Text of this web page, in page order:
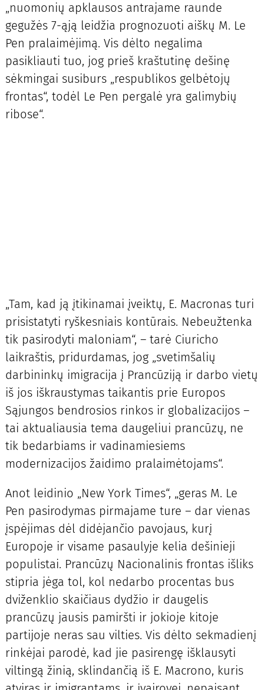
„nuomonių apklausos antrajame raunde
gegužės 7-ąją leidžia prognozuoti aiškų M. Le
Pen pralaimėjimą. Vis dėlto negalima
pasikliauti tuo, jog prieš kraštutinę dešinę
sėkmingai susiburs „respublikos gelbėtojų
frontas“, todėl Le Pen pergalė yra galimybių
ribose“.
„Tam, kad ją įtikinamai įveiktų, E. Macronas turi
prisistatyti ryškesniais kontūrais. Nebeužtenka
tik pasirodyti maloniam“, – tarė Ciuricho
laikraštis, pridurdamas, jog „svetimšalių
darbininkų imigracija į Prancūziją ir darbo vietų
iš jos iškraustymas taikantis prie Europos
Sąjungos bendrosios rinkos ir globalizacijos –
tai aktualiausia tema daugeliui prancūzų, ne
tik bedarbiams ir vadinamiesiems
modernizacijos žaidimo pralaimėtojams“.
Anot leidinio „New York Times“, „geras M. Le
Pen pasirodymas pirmajame ture – dar vienas
įspėjimas dėl didėjančio pavojaus, kurį
Europoje ir visame pasaulyje kelia dešinieji
populistai. Prancūzų Nacionalinis frontas išliks
stipria jėga tol, kol nedarbo procentas bus
dviženklio skaičiaus dydžio ir daugelis
prancūzų jausis pamiršti ir jokioje kitoje
partijoje neras sau vilties. Vis dėlto sekmadienį
rinkėjai parodė, kad jie pasirengę išklausyti
viltingą žinią, sklindančią iš E. Macrono, kuris